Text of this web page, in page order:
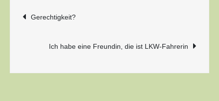
Beitragsnavigation
Gerechtigkeit?
Ich habe eine Freundin, die ist LKW-Fahrerin